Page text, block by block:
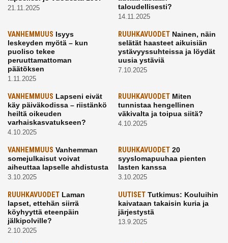
21.11.2025
taloudellisesti?
14.11.2025
VANHEMMUUS Isyys
leskeyden myötä – kun
puoliso tekee
peruuttamattoman
päätöksen
1.11.2025
RUUHKAVUODETNainen, näin
selätät haasteet aikuisiän
ystävyyssuhteissa ja löydät
uusia ystäviä
7.10.2025
VANHEMMUUS Lapseni eivät
käy päiväkodissa – riistänkö
heiltä oikeuden
varhaiskasvatukseen?
4.10.2025
RUUHKAVUODETMiten
tunnistaa hengellinen
väkivalta ja toipua siitä?
4.10.2025
VANHEMMUUS Vanhemman
somejulkaisut voivat
aiheuttaa lapselle ahdistusta
3.10.2025
RUUHKAVUODET20
syyslomapuuhaa pienten
lasten kanssa
3.10.2025
RUUHKAVUODET Laman
lapset, ettehän siirrä
köyhyyttä eteenpäin
jälkipolville?
2.10.2025
UUTISETTutkimus: Kouluihin
kaivataan takaisin kuria ja
järjestystä
13.9.2025